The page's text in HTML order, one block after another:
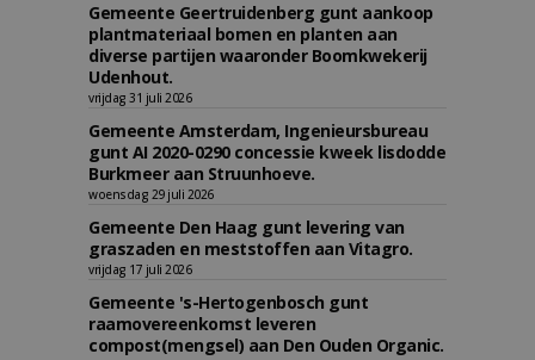
Gemeente Geertruidenberg gunt aankoop
plantmateriaal bomen en planten aan
diverse partijen waaronder Boomkwekerij
Udenhout.
vrijdag 31 juli 2026
Gemeente Amsterdam, Ingenieursbureau
gunt AI 2020-0290 concessie kweek lisdodde
Burkmeer aan Struunhoeve.
woensdag 29 juli 2026
Gemeente Den Haag gunt levering van
graszaden en meststoffen aan Vitagro.
vrijdag 17 juli 2026
Gemeente 's-Hertogenbosch gunt
raamovereenkomst leveren
compost(mengsel) aan Den Ouden Organic.